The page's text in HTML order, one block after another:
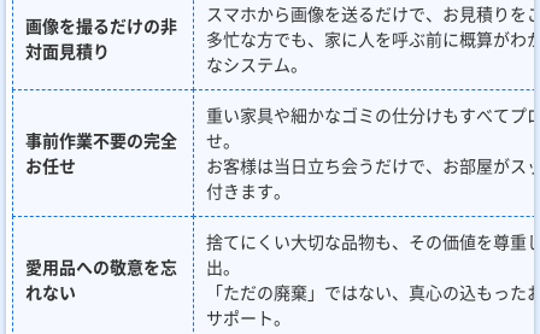
画像を撮るだけの非
対面見積り
スマホから画像を送るだけで、お見積りを
多忙な方でも、家に人を呼ぶ前に概算がわ
なシステム。
事前作業不要の完全
お任せ
重い家具や細かなゴミの仕分けもすべてプ
せ。
お客様は当日立ち会うだけで、お部屋がス
付きます。
愛用品への敬意を忘
れない
捨てにくい大切な品物も、その価値を尊重
出。
「ただの廃棄」ではない、真心の込もった
サポート。